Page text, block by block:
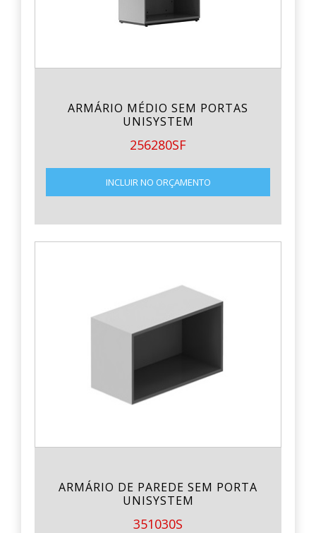
ARMÁRIO MÉDIO SEM PORTAS
UNISYSTEM
256280SF
INCLUIR NO ORÇAMENTO
ARMÁRIO DE PAREDE SEM PORTA
UNISYSTEM
351030S